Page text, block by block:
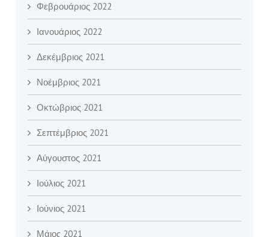
Φεβρουάριος 2022
Ιανουάριος 2022
Δεκέμβριος 2021
Νοέμβριος 2021
Οκτώβριος 2021
Σεπτέμβριος 2021
Αύγουστος 2021
Ιούλιος 2021
Ιούνιος 2021
Μάιος 2021